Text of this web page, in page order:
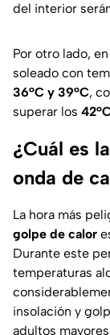
del interior
Por otro lado, en
soleado con
36°C y 39°C,
superar los
¿Cuál es
onda de
La hora más
golpe de calor
Durante este
temperaturas
insolación y
adultos